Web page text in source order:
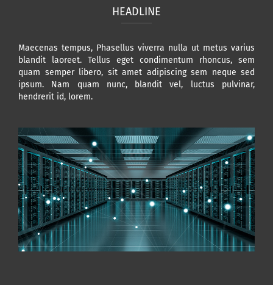
HEADLINE
Maecenas tempus, Phasellus viverra nulla ut metus varius
blandit laoreet. Tellus eget condimentum rhoncus, sem
quam semper libero, sit amet adipiscing sem neque sed
ipsum. Nam quam nunc, blandit vel, luctus pulvinar,
hendrerit id, lorem.